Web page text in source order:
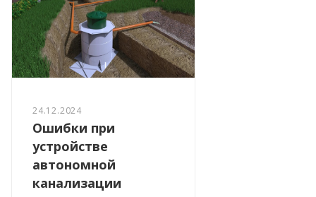
24.12.2024
Ошибки при
устройстве
автономной
канализации